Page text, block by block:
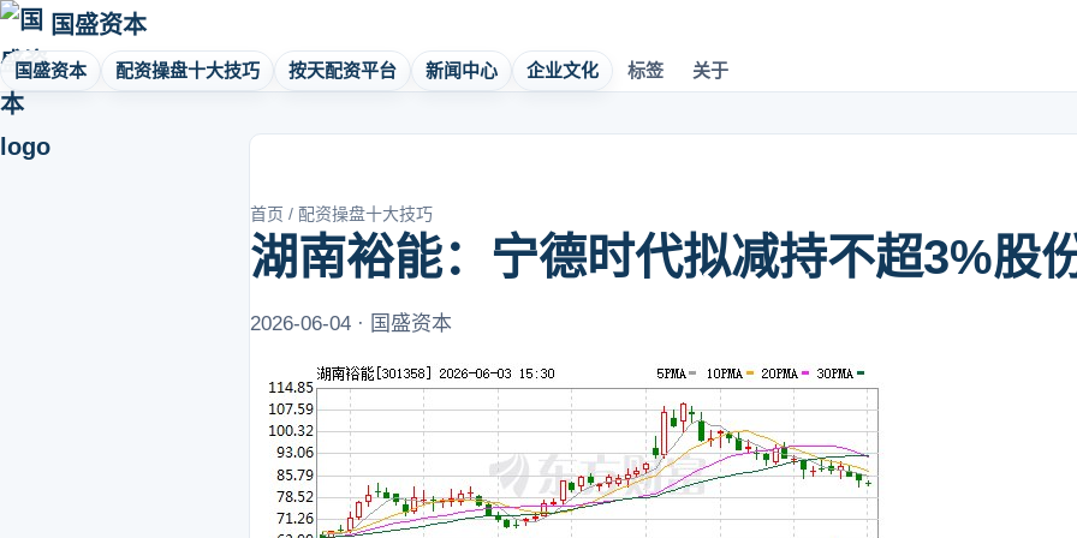
国盛资本
国盛资本 配资操盘十大技巧 按天配资平台 新闻中心 企业文化 标签 关于
首页 / 配资操盘十大技巧
湖南裕能：宁德时代拟减持不超3%股
2026-06-04 · 国盛资本